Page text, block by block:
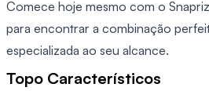
Comece hoje mesmo com o
para encontrar a combinação
especializada ao seu alcance.
Topo Característicos